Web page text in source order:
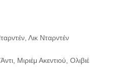
Λικ Νταρντέν
Μιριέμ Ακεντιού, Ολιβιέ